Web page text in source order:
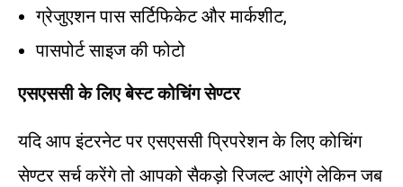
ग्रेजुएशन पास सर्टिफिकेट और मार्कशीट,
पासपोर्ट साइज की फोटो
एसएससी के लिए बेस्ट कोचिंग सेण्टर
यदि आप इंटरनेट पर एसएससी प्रिपरेशन के लिए कोचिंग
सेण्टर सर्च करेंगे तो आपको सैकड़ो रिजल्ट आएंगे लेकिन जब